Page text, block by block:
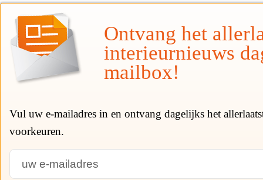
Ontvang het
interieurnieuws
mailbox!
Vul uw e-mailadres in en ontvang dagelijks het
voorkeuren.